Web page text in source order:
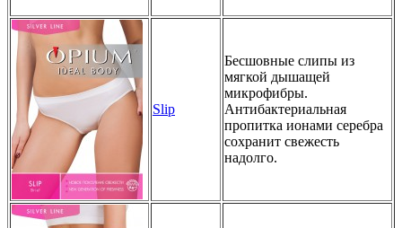
Slip
Бесшовные слипы из
мягкой дышащей
микрофибры.
Антибактериальная
пропитка ионами серебра
сохранит свежесть
надолго.